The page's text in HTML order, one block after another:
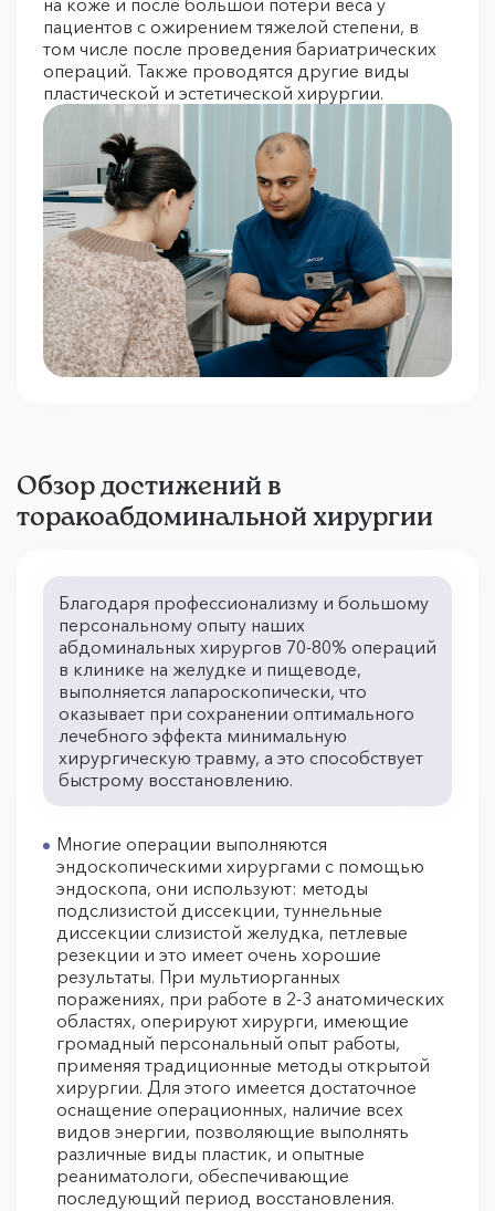
на коже и после большой потери веса у
пациентов с ожирением тяжелой степени, в
том числе после проведения бариатрических
операций. Также проводятся другие виды
пластической и эстетической хирургии.
Обзор достижений в
торакоабдоминальной хирургии
Благодаря профессионализму и большому
персональному опыту наших
абдоминальных хирургов 70-80% операций
в клинике на желудке и пищеводе,
выполняется лапароскопически, что
оказывает при сохранении оптимального
лечебного эффекта минимальную
хирургическую травму, а это способствует
быстрому восстановлению.
Многие операции выполняются
эндоскопическими хирургами с помощью
эндоскопа, они используют: методы
подслизистой диссекции, туннельные
диссекции слизистой желудка, петлевые
резекции и это имеет очень хорошие
результаты. При мультиорганных
поражениях, при работе в 2-3 анатомических
областях, оперируют хирурги, имеющие
громадный персональный опыт работы,
применяя традиционные методы открытой
хирургии. Для этого имеется достаточное
оснащение операционных, наличие всех
видов энергии, позволяющие выполнять
различные виды пластик, и опытные
реаниматологи, обеспечивающие
последующий период восстановления.